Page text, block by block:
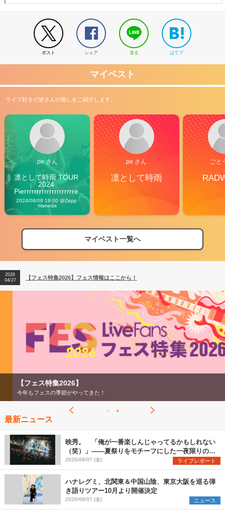
ポスト シェア 送る はてブ
マイベスト
ライブ好きの皆さんの推しをご紹介します。
pe さん
凛として時雨 TOUR
2024
Pierrrrrrrrrrrrrrrrrrrre
Vibes
2024/08/09 19:00 @Zepp
Haneda
pe さん
凛として時雨
ごと
マイベスト一覧へ
【フェス特集2026】フェス情報はここから！
【ライブ動員ランキング】2026年上半期編発表！
2026
04/27
【フェス特集2026】フェス情報はここから！
2026
【ライブ動員ランキング】2026年上半期編発表！
【フェス特集2026】
今年もフェスの季節がやってきた！
最新ニュース
映秀。 「俺が一番楽しんじゃってるかもしれない
（笑）」――夏祭りをモチーフにした一夜限りのス
ペシャルライブ『色祭』レポート
2026/08/07 (金) ライブレポート
ハナレグミ、北関東＆中国山陰、東京大阪を巡る弾
き語りツアー10月より開催決定
2026/08/07 (金) ニュース